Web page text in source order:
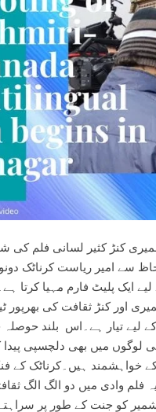
کشمیری کنڑ کثیر لسانی فلم کی
سے امیر ریاست کرناٹک
ایک پلیٹ فارم مہیا کرتا
اور کنڑ ثقافت کی بھرپور
لیے تیار ہے۔اس بلند حوصلہ
لوگوں میں بھی دلچسپی
خواہشمند ہیں۔کرناٹک کے
فلم وادی میں دو الگ الگ
کو جنت کے طور پر